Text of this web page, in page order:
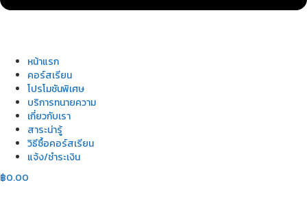
หน้าแรก
คอร์สเรียน
โปรโมชันพิเศษ
บริการทนายความ
เกี่ยวกับเรา
สาระน่ารู้
วิธีซื้อคอร์สเรียน
แจ้ง/ชำระเงิน
฿0.00